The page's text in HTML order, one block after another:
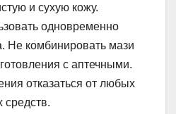
и сухую кожу.
одновременно
Не комбинировать мази
с аптечными.
отказаться от любых
средств.